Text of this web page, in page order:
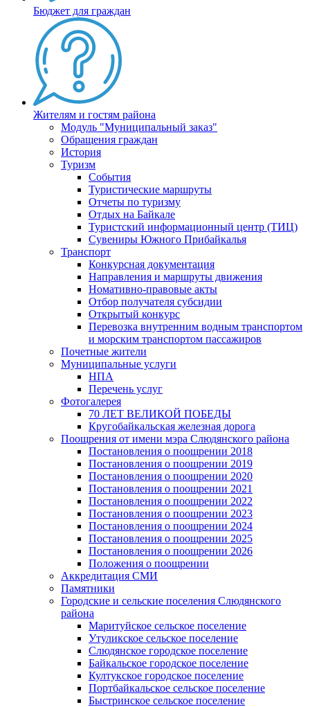
Бюджет для граждан
Жителям и гостям района
Модуль "Муниципальный заказ"
Обращения граждан
История
Туризм
События
Туристические маршруты
Отчеты по туризму
Отдых на Байкале
Туристский информационный центр (ТИЦ)
Сувениры Южного Прибайкалья
Транспорт
Конкурсная документация
Направления и маршруты движения
Номативно-правовые акты
Отбор получателя субсидии
Открытый конкурс
Перевозка внутренним водным транспортом
и морским транспортом пассажиров
Почетные жители
Муниципальные услуги
НПА
Перечень услуг
Фотогалерея
70 ЛЕТ ВЕЛИКОЙ ПОБЕДЫ
Кругобайкальская железная дорога
Поощрения от имени мэра Слюдянского района
Постановления о поощрении 2018
Постановления о поощрении 2019
Постановления о поощрении 2020
Постановления о поощрении 2021
Постановления о поощрении 2022
Постановления о поощрении 2023
Постановления о поощрении 2024
Постановления о поощрении 2025
Постановления о поощрении 2026
Положения о поощрении
Аккредитация СМИ
Памятники
Городские и сельские поселения Слюдянского
района
Маритуйское сельское поселение
Утуликское сельское поселение
Слюдянское городское поселение
Байкальское городское поселение
Култукское городское поселение
Портбайкальское сельское поселение
Быстринское сельское поселение